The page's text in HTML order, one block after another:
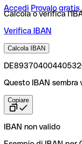
Accedi Provalo gratis
Calcola o verifica
Verifica IBAN
Calcola IBAN
Questo IBAN sembra
Copiare
IBAN non valido